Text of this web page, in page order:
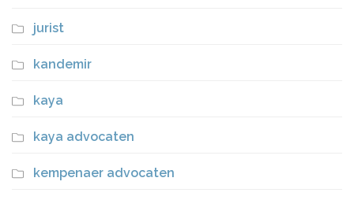
jurist
kandemir
kaya
kaya advocaten
kempenaer advocaten